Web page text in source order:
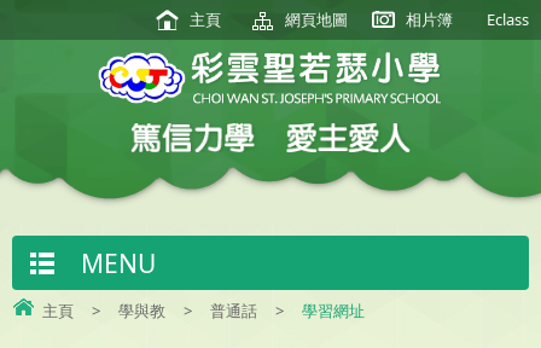
主頁 網頁地圖 相片簿 Eclass
MENU
主頁 > 學與教 > 普通話 > 學習網址